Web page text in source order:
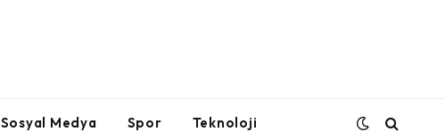
Sosyal Medya Spor Teknoloji